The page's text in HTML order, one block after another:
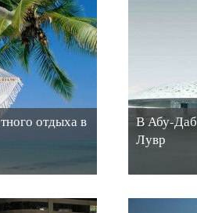
отдыха в
В Абу-
Лувр